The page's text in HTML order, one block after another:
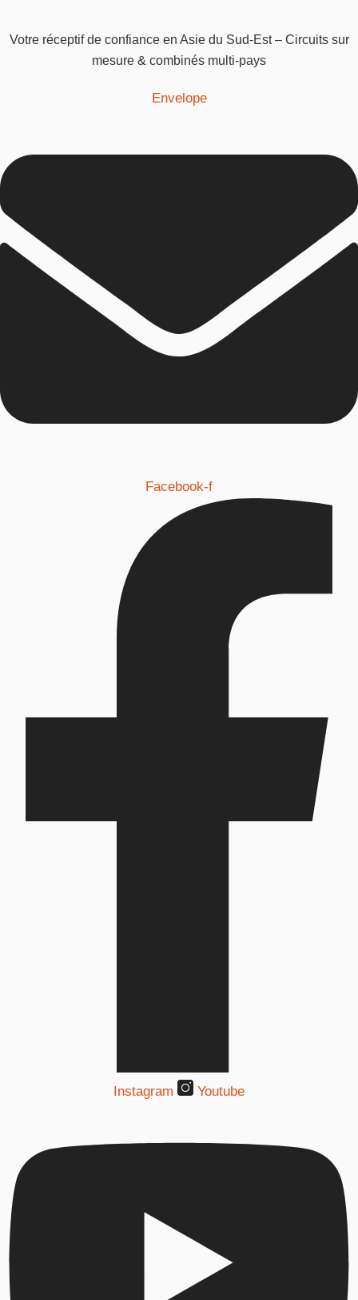
Votre réceptif de confiance en Asie du Sud-Est – Circuits sur
mesure & combinés multi-pays
Envelope
Facebook-f
Instagram Youtube